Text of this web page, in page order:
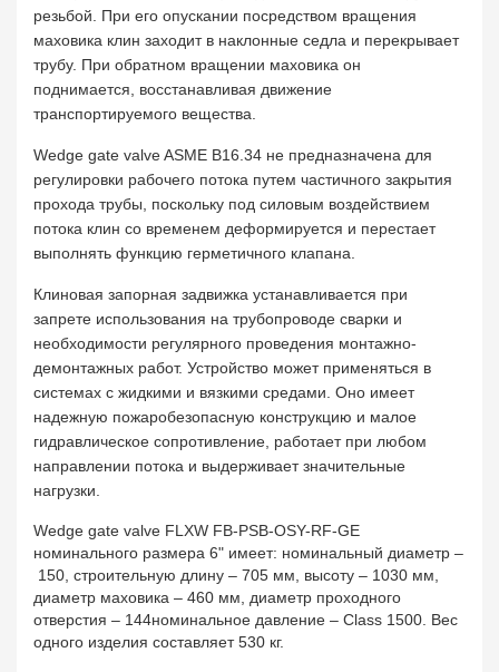
резьбой. При его опускании посредством вращения
маховика клин заходит в наклонные седла и перекрывает
трубу. При обратном вращении маховика он
поднимается, восстанавливая движение
транспортируемого вещества.
Wedge gate valve ASME B16.34 не предназначена для
регулировки рабочего потока путем частичного закрытия
прохода трубы, поскольку под силовым воздействием
потока клин со временем деформируется и перестает
выполнять функцию герметичного клапана.
Клиновая запорная задвижка устанавливается при
запрете использования на трубопроводе сварки и
необходимости регулярного проведения монтажно-
демонтажных работ. Устройство может применяться в
системах с жидкими и вязкими средами. Оно имеет
надежную пожаробезопасную конструкцию и малое
гидравлическое сопротивление, работает при любом
направлении потока и выдерживает значительные
нагрузки.
Wedge gate valve FLXW FB-PSB-OSY-RF-GE
номинального размера 6" имеет: номинальный диаметр –
150, строительную длину – 705 мм, высоту – 1030 мм,
диаметр маховика – 460 мм, диаметр проходного
отверстия – 144номинальное давление – Class 1500. Вес
одного изделия составляет 530 кг.